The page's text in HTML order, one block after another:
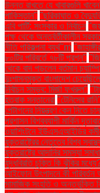
উন্নত রাখতে যে খাবারগুলি
পাকিস্তান" "ছুরিকাঘাত ও
এবি পার্টি: সংস্কার ও নির্বাচন
পক্ষ থেকে অন্তর্বর্তীকালীন
নীতি পরিকল্পনা ব্যর্থ"m
৮০টির পরিবর্তে ৭৮টি প্রশ্ন"
থেকে বাদ পড়লেন বর্তমান
দুঃশাসনমুক্ত বাংলাদেশ
নির্বাচন সম্ভব: মির্জা ফখরুল"
হতবাক সন্তানেরা "টেনিসের
পেন্টাগনের নিয়ন্ত্রণ কেন নিতে
প্রশাসন বিশ্বব্যাপী মার্কিন
ওয়াশিংটনে ইউএসএআইডির
যুক্তরাষ্ট্রের নেতৃত্বে বিশ্ব
যুক্তরাষ্ট্রে আদানির সমস্যা
যুদ্ধবিরতি চুক্তি কি ঝুঁকির
আইফোন উৎপাদনে কী পরিবর্তন
সামাজিক সংহতি ও অন্তর্ভুক্তি